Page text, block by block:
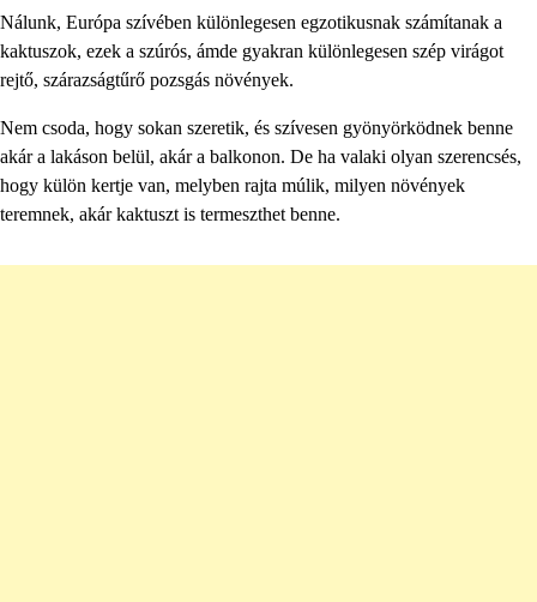
Nálunk, Európa szívében különlegesen egzotikusnak számítanak a
kaktuszok, ezek a szúrós, ámde gyakran különlegesen szép virágot
rejtő, szárazságtűrő pozsgás növények.
Nem csoda, hogy sokan szeretik, és szívesen gyönyörködnek benne
akár a lakáson belül, akár a balkonon. De ha valaki olyan szerencsés,
hogy külön kertje van, melyben rajta múlik, milyen növények
teremnek, akár kaktuszt is termeszthet benne.